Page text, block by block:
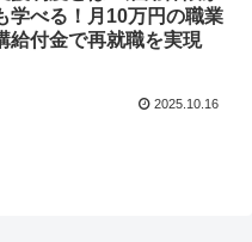
学べる！月10万円の職業
給付金で再就職を実現
2025.10.16